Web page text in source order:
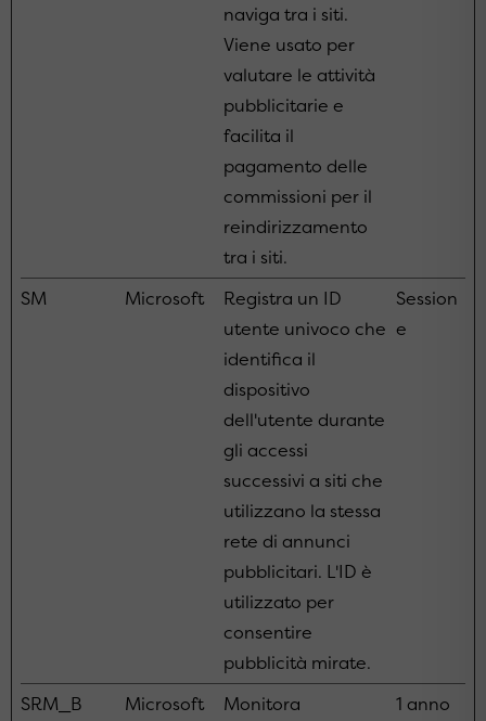
naviga tra i siti.
Viene usato per
valutare le attività
pubblicitarie e
facilita il
pagamento delle
commissioni per il
reindirizzamento
tra i siti.
SM Microsoft
Registra un ID
utente univoco che
identifica il
dispositivo
dell'utente durante
gli accessi
successivi a siti che
utilizzano la stessa
rete di annunci
pubblicitari. L'ID è
utilizzato per
consentire
pubblicità mirate.
Session
e
SRM_B Microsoft
Monitora
1 anno